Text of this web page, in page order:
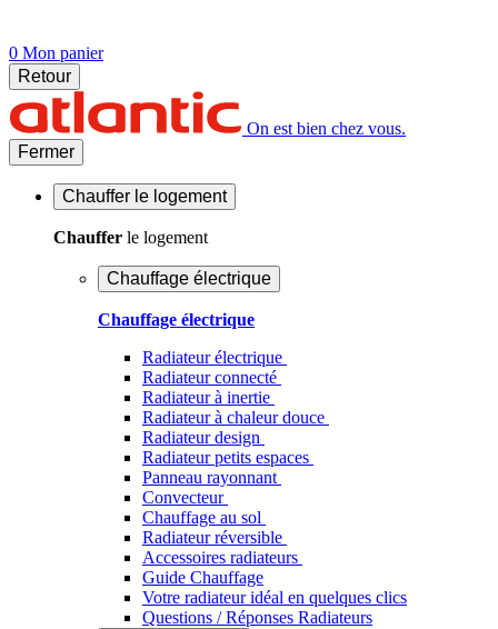
0 Mon panier
Retour
On est bien chez vous.
Fermer
Chauffer le logement
Chauffer le logement
Chauffage électrique
Chauffage électrique
Radiateur électrique
Radiateur connecté
Radiateur à inertie
Radiateur à chaleur douce
Radiateur design
Radiateur petits espaces
Panneau rayonnant
Convecteur
Chauffage au sol
Radiateur réversible
Accessoires radiateurs
Guide Chauffage
Votre radiateur idéal en quelques clics
Questions / Réponses Radiateurs